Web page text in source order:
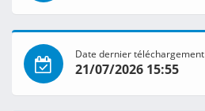
Date dernier téléchargement
21/07/2026 15:55